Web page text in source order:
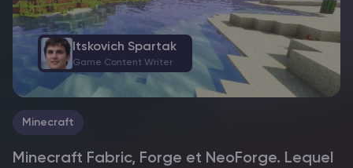
Minecraft
Minecraft Fabric, Forge et NeoForge. Lequel
Itskovich Spartak
Game Content Writer